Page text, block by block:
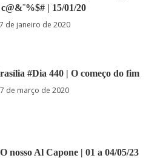
| 15/01/20
de janeiro de 2020
#Dia 440 | O começo do fim
de março de 2020
nosso Al Capone | 01 a 04/05/23